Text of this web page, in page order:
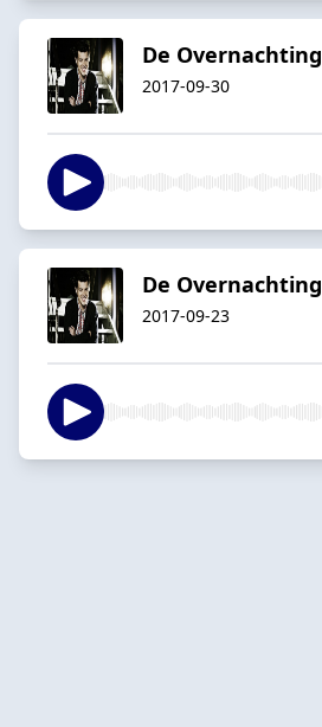
De Overnachting
2017-09-30
De Overnachting
2017-09-23